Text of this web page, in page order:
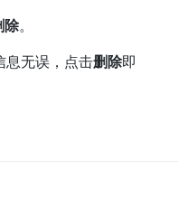
除。
息无误，点击删除即